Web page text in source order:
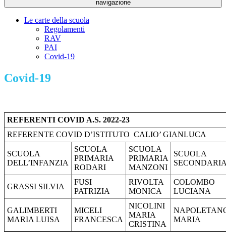
navigazione
Le carte della scuola
Regolamenti
RAV
PAI
Covid-19
Covid-19
REFERENTI COVID A.S. 2022-23
REFERENTE COVID D’ISTITUTO CALIO’ GIANLUCA
SCUOLA
DELL’INFANZIA
SCUOLA
PRIMARIA
RODARI
SCUOLA
PRIMARIA
MANZONI
SCUOLA
GRASSI SILVIA
FUSI
PATRIZIA
RIVOLTA
MONICA
COLOMBO
LUCIANA
GALIMBERTI
MARIA LUISA
MICELI
FRANCESCA
NICOLINI
MARIA
CRISTINA
MARIA